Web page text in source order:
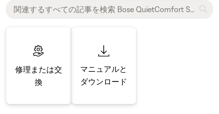
修理または交
換
マニュアルと
ダウンロード